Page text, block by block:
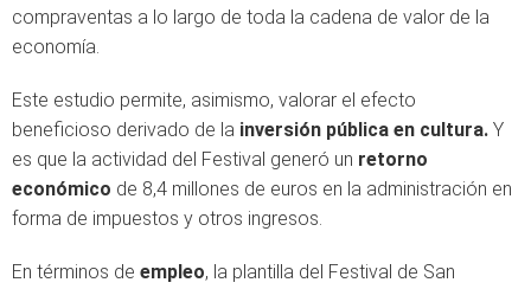
compraventas a lo largo de toda la cadena de valor de la
economía.
Este estudio permite, asimismo, valorar el efecto
beneficioso derivado de la inversión pública en cultura. Y
es que la actividad del Festival generó un retorno
económico de 8,4 millones de euros en la administración en
forma de impuestos y otros ingresos.
En términos de empleo, la plantilla del Festival de San